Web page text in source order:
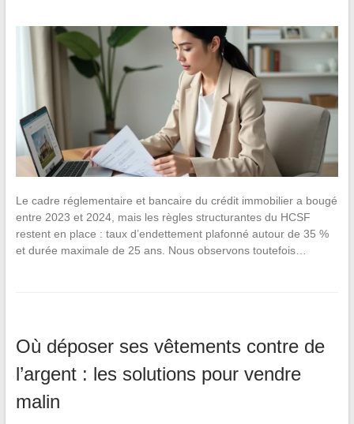
Le cadre réglementaire et bancaire du crédit immobilier a bougé
entre 2023 et 2024, mais les règles structurantes du HCSF
restent en place : taux d’endettement plafonné autour de 35 %
et durée maximale de 25 ans. Nous observons toutefois…
Où déposer ses vêtements contre de
l’argent : les solutions pour vendre
malin